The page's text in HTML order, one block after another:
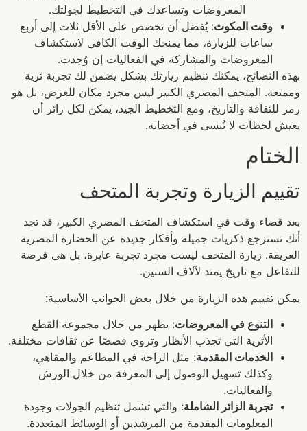
المعروضات وتساعدك في التخطيط لجولتك.
وقت المكوث: يُفضل أن تخصص على الأقل ثلاث إلى أربع
ساعات للزيارة، مما يمنحك الوقت الكافي لاستكشاف
المعروضات والمشاركة في الفعاليات إن وُجدت.
بهذه النصائح، يمكنك تنظيم زيارتك بشكل يضمن لك تجربة ثرية
وممتعة. المتحف المصري الكبير ليس مجرد مكان للعرض، بل هو
رمز للثقافة والتاريخ، ومع التخطيط الجيد، يمكن لكل زائر أن
يعيش لحظات لا تُنسى في أحضانه.
الختام
تقييم الزيارة وتجربة المتحف
بعد قضاء وقت في استكشاف المتحف المصري الكبير، قد تجد
أنك تسترجع ذكريات جميلة وأفكار جديدة عن الحضارة المصرية
العريقة. زيارة المتحف ليست مجرد تجربة عابرة، بل هي فرصة
للتفاعل مع تاريخ يمتد لآلاف السنين.
يمكن تقييم هذه الزيارة من خلال بعض الجوانب الأساسية:
التنوع في المعروضات: يظهر من خلال مجموعة القطع
الأثرية التي تجذب الأنظار وتروي قصصًا عن ثقافات مختلفة.
الخدمات المقدمة: مثل الراحة في المطاعم والمقاهي،
وكذلك تسهيل الوصول إلى المعرفة من خلال الورش
والفعاليات.
تجربة الزائر الشاملة: والتي تشمل تنظيم الجولات وجودة
المعلومات المقدمة من المرشدين أو الوسائط المتعددة.